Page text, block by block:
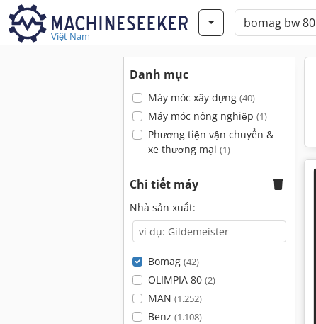
Việt Nam
Danh mục
Máy móc xây dựng (40)
Máy móc nông nghiệp (1)
Phương tiện vận chuyển &
xe thương mại (1)
Chi tiết máy
Nhà sản xuất:
Bomag (42)
OLIMPIA 80 (2)
MAN (1.252)
Benz (1.108)